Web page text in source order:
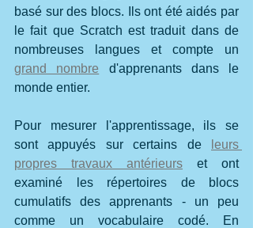
basé sur des blocs. Ils ont été aidés par
le fait que Scratch est traduit dans de
grand nombre d'apprenants dans le
monde entier.
Pour mesurer l'apprentissage, ils se
sont appuyés sur certains de
leurs
propres travaux antérieurs et ont
examiné les répertoires de blocs
cumulatifs des apprenants - un peu
comme un vocabulaire codé. En